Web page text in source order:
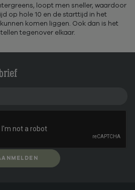
loopt men sneller, waardoor
op hole 10 en de starttijd in het
komen liggen. Ook dan is het
tegenover elkaar.